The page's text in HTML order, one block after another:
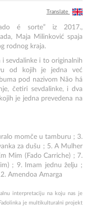
Translate
é sorte” iz 2017.,
Maja Milinković spaja
rodnog kraja.
sevdalinke i to originalnih
od kojih je jedna već
pod nazivom Não há
četiri sevdalinke, i dva
je jedna prevedena na
momče u tamburu ; 3.
za dušu ; 5. A Mulher
Mim (Fado Carriche) ; 7.
; 9. Imam jednu želju ;
Amendoa Amarga
interpretaciju na koju nas je
je multikulturalni projekt